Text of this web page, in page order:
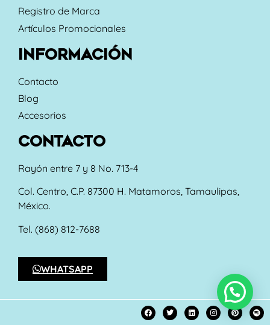
Registro de Marca
Artículos Promocionales
INFORMACIÓN
Contacto
Blog
Accesorios
CONTACTO
Rayón entre 7 y 8 No. 713-4
Col. Centro, C.P. 87300 H. Matamoros, Tamaulipas,
México.
Tel. (868) 812-7688
WHATSAPP